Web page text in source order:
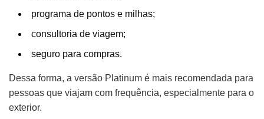
programa de pontos e milhas;
consultoria de viagem;
seguro para compras.
Dessa forma, a versão Platinum é mais recomendada para
pessoas que viajam com frequência, especialmente para o
exterior.